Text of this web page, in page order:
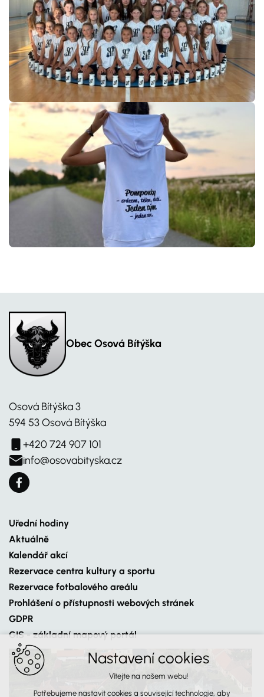
Obec Osová Bítýška
Osová Bítýška 3
594 53 Osová Bítýška
+420 724 907 101
info@osovabityska.cz
Uřední hodiny
Aktuálně
Kalendář akcí
Rezervace centra kultury a sportu
Rezervace fotbalového areálu
Prohlášení o přístupnosti webových stránek
GDPR
GIS - základní mapový portál
Nastavení cookies
Vítejte na našem webu!
Potřebujeme nastavit cookies a související technologie, aby